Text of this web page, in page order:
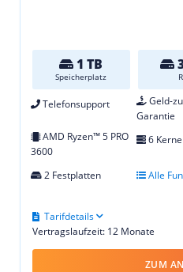
1 TB
Speicherplatz
Telefonsupport
Geld-
Garantie
AMD Ryzen™ 5 PRO
3600
6 Kerne
2 Festplatten Alle
Vertragslaufzeit: 12 Monate
Tarifdetails
ZUM